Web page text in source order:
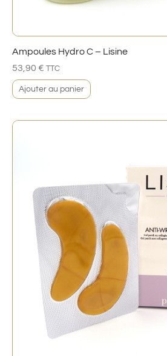
Ampoules Hydro C – Lisine
53,90 € TTC
Ajouter au panier